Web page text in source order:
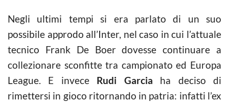
Negli ultimi tempi si era parlato di un suo
possibile approdo all’Inter, nel caso in cui l’attuale
tecnico Frank De Boer dovesse continuare a
collezionare sconfitte tra campionato ed Europa
League. E invece Rudi Garcia ha deciso di
rimettersi in gioco ritornando in patria: infatti l’ex